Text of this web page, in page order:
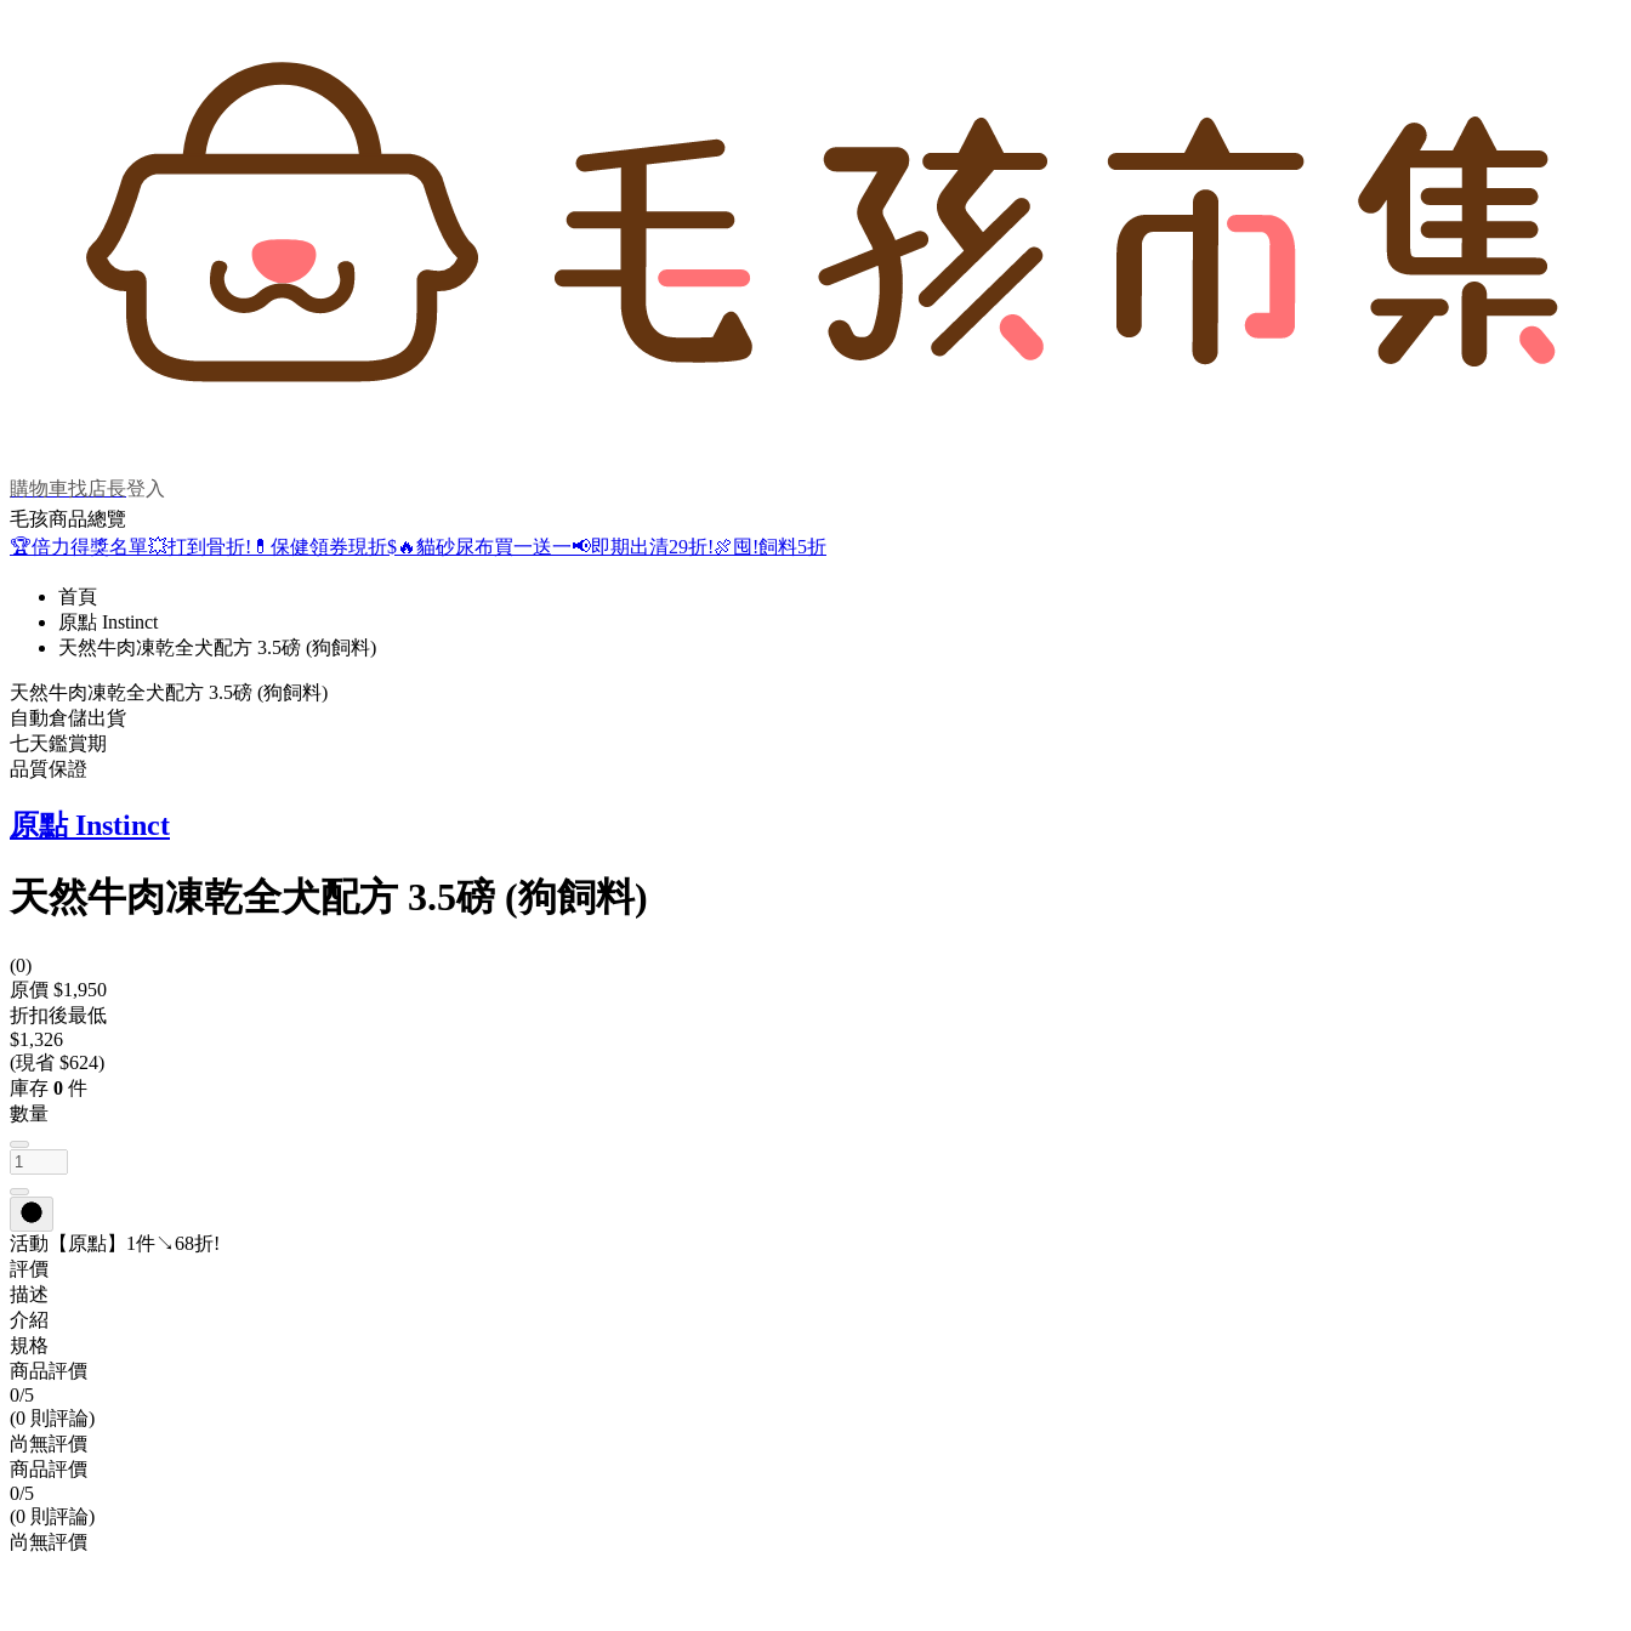
購物車找店長登入
毛孩商品總覽
🏆倍力得獎名單💥打到骨折! 💊保健領券現折$🔥貓砂尿布買一送一📢即期出清29折!🍖囤!飼料5折
首頁
原點 Instinct
天然牛肉凍乾全犬配方 3.5磅 (狗飼料)
天然牛肉凍乾全犬配方 3.5磅 (狗飼料)
自動倉儲出貨
七天鑑賞期
品質保證
原點 Instinct
天然牛肉凍乾全犬配方 3.5磅 (狗飼料)
(0)
原價 $1,950
折扣後最低
$1,326
(現省 $624)
庫存 0 件
數量
活動 【原點】1件↘68折!
評價
描述
介紹
規格
商品評價
0/5
(0 則評論)
尚無評價
商品評價
0/5
(0 則評論)
尚無評價